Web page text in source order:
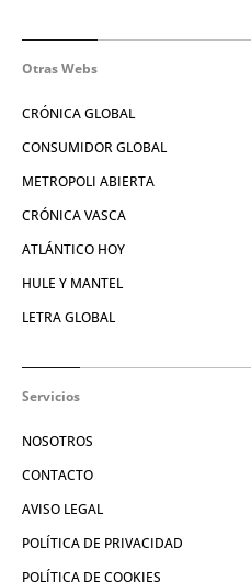
Otras Webs
CRÓNICA GLOBAL
CONSUMIDOR GLOBAL
METROPOLI ABIERTA
CRÓNICA VASCA
ATLÁNTICO HOY
HULE Y MANTEL
LETRA GLOBAL
Servicios
NOSOTROS
CONTACTO
AVISO LEGAL
POLÍTICA DE PRIVACIDAD
POLÍTICA DE COOKIES